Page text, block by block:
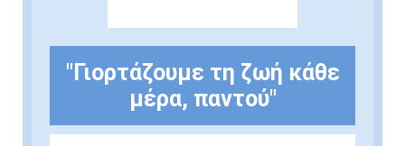
"Γιορτάζουμε τη ζωή κάθε
μέρα, παντού"